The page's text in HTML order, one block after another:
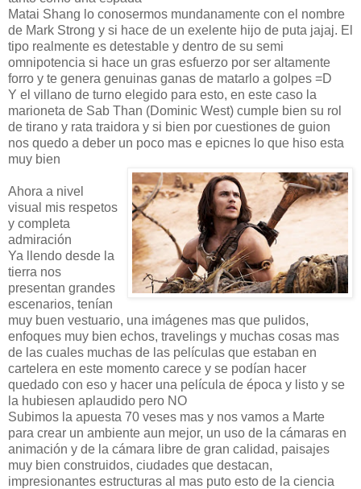
Matai Shang lo conosermos mundanamente con el nombre
de Mark Strong y si hace de un exelente hijo de puta jajaj. El
tipo realmente es detestable y dentro de su semi
omnipotencia si hace un gras esfuerzo por ser altamente
forro y te genera genuinas ganas de matarlo a golpes =D
Y el villano de turno elegido para esto, en este caso la
marioneta de Sab Than (Dominic West) cumple bien su rol
de tirano y rata traidora y si bien por cuestiones de guion
nos quedo a deber un poco mas e epicnes lo que hiso esta
muy bien
Ahora a nivel
visual mis respetos
y completa
admiración
Ya llendo desde la
tierra nos
presentan grandes
escenarios, tenían
muy buen vestuario, una imágenes mas que pulidos,
enfoques muy bien echos, travelings y muchas cosas mas
de las cuales muchas de las películas que estaban en
cartelera en este momento carece y se podían hacer
quedado con eso y hacer una película de época y listo y se
la hubiesen aplaudido pero NO
Subimos la apuesta 70 veses mas y nos vamos a Marte
para crear un ambiente aun mejor, un uso de la cámaras en
animación y de la cámara libre de gran calidad, paisajes
muy bien construidos, ciudades que destacan,
impresionantes estructuras al mas puto esto de la ciencia